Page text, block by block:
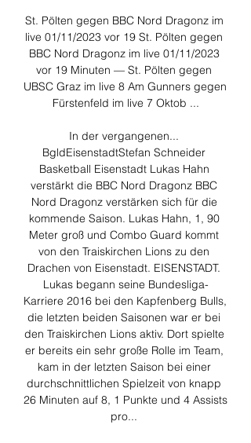
St. Pölten gegen BBC Nord Dragonz im
live 01/11/2023 vor 19 St. Pölten gegen
BBC Nord Dragonz im live 01/11/2023
vor 19 Minuten — St. Pölten gegen
UBSC Graz im live 8 Am Gunners gegen
Fürstenfeld im live 7 Oktob ...
In der vergangenen...
BgldEisenstadtStefan Schneider
Basketball Eisenstadt Lukas Hahn
verstärkt die BBC Nord Dragonz BBC
Nord Dragonz verstärken sich für die
kommende Saison. Lukas Hahn, 1, 90
Meter groß und Combo Guard kommt
von den Traiskirchen Lions zu den
Drachen von Eisenstadt. EISENSTADT.
Lukas begann seine Bundesliga-
Karriere 2016 bei den Kapfenberg Bulls,
die letzten beiden Saisonen war er bei
den Traiskirchen Lions aktiv. Dort spielte
er bereits ein sehr große Rolle im Team,
kam in der letzten Saison bei einer
durchschnittlichen Spielzeit von knapp
26 Minuten auf 8, 1 Punkte und 4 Assists
pro...